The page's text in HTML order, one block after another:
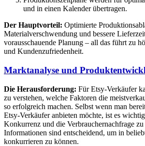
und in einen Kalender übertragen.
Der Hauptvorteil: Optimierte
Materialverschwendung und bessere
vorausschauende Planung – all das führt zu
und Kundenzufriedenheit.
Marktanalyse und
Die Herausforderung: Für Etsy-Verkäufer
zu verstehen, welche Faktoren die
so erfolgreich machen. Selbst wenn man
Etsy-Verkäufer anbieten möchte, ist es
Konkurrenz und die Verbrauchernachfrage zu
Informationen sind entscheidend, um in
konkurrieren zu können.